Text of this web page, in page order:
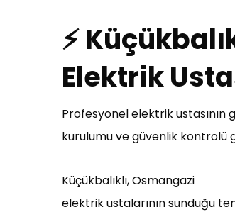
⚡
Elektrik
Profesyonel elektrik ustasının
kurulumu ve güvenlik kontrolü
Küçükbalıklı, Osmangazi
elektrik ustalarının sunduğu